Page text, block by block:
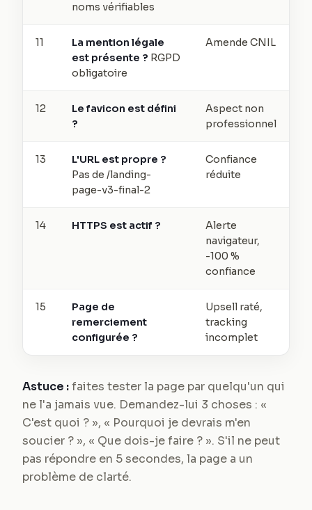
noms vérifiables
11
La mention légale
est présente ? RGPD
obligatoire
Amende CNIL
12
Le favicon est défini
?
Aspect non
professionnel
13
L'URL est propre ?
Pas de /landing-
page-v3-final-2
Confiance
réduite
14 HTTPS est actif ?
Alerte
navigateur,
-100 %
confiance
15
Page de
remerciement
configurée ?
Upsell raté,
tracking
incomplet
Astuce :faites tester la page par quelqu'un qui
ne l'a jamais vue. Demandez-lui 3 choses : «
C'est quoi ? », « Pourquoi je devrais m'en
soucier ? », « Que dois-je faire ? ». S'il ne peut
pas répondre en 5 secondes, la page a un
problème de clarté.